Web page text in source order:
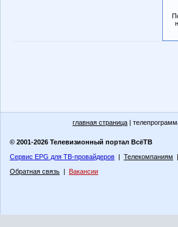
главная страница |
© 2001-2026 Телевизионный портал ВсёТВ
Сервис EPG для ТВ-провайдеров | Телекомпаниям |
Обратная связь | Вакансии